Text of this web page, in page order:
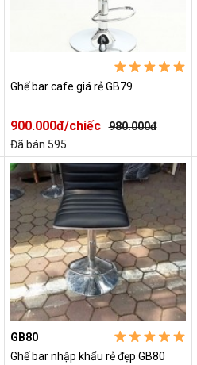
Ghế bar cafe giá rẻ GB79
900.000đ/chiếc
980.000đ
Đã bán 595
GB80
Ghế bar nhập khẩu rẻ đẹp GB80